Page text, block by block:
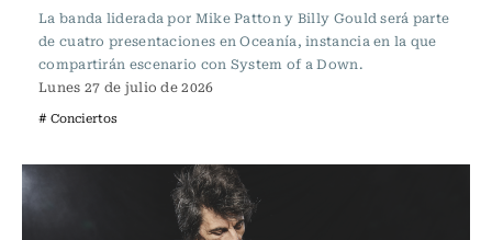
La banda liderada por Mike Patton y Billy Gould será parte
de cuatro presentaciones en Oceanía, instancia en la que
compartirán escenario con System of a Down.
Lunes 27 de julio de 2026
# Conciertos